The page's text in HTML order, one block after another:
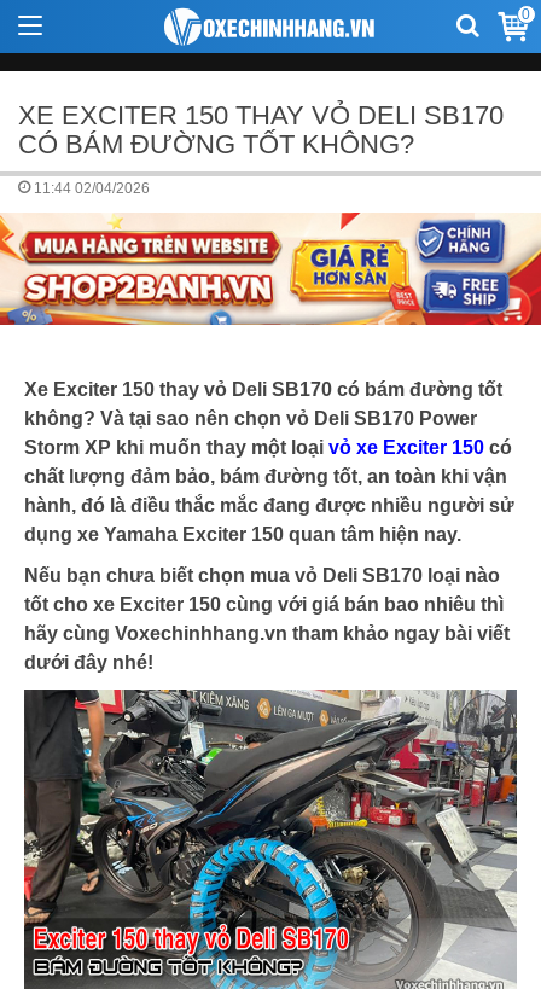
0
XE EXCITER 150 THAY VỎ DELI SB170
CÓ BÁM ĐƯỜNG TỐT KHÔNG?
11:44 02/04/2026
Xe Exciter 150 thay vỏ Deli SB170 có bám đường tốt
không? Và tại sao nên chọn vỏ Deli SB170 Power
Storm XP khi muốn thay một loại vỏ xe Exciter 150 có
chất lượng đảm bảo, bám đường tốt, an toàn khi vận
hành, đó là điều thắc mắc đang được nhiều người sử
dụng xe Yamaha Exciter 150 quan tâm hiện nay.
Nếu bạn chưa biết chọn mua vỏ Deli SB170 loại nào
tốt cho xe Exciter 150 cùng với giá bán bao nhiêu thì
hãy cùng Voxechinhhang.vn tham khảo ngay bài viết
dưới đây nhé!